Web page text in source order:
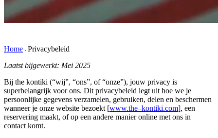
Home Privacybeleid
Laatst bijgewerkt: Mei 2025
Bij the kontiki (“wij”, “ons”, of “onze”), jouw privacy is
superbelangrijk voor ons. Dit privacybeleid legt uit hoe we je
persoonlijke gegevens verzamelen, gebruiken, delen en beschermen
wanneer je onze website bezoekt [www.the–kontiki.com], een
reservering maakt, of op een andere manier online met ons in
contact komt.